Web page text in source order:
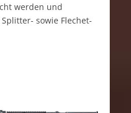
werden und
sowie Flechet-